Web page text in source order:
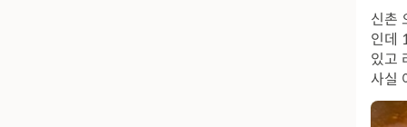
신촌
인데
있고
사실